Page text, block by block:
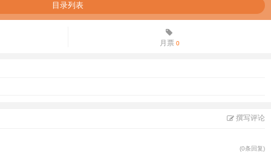
目录列表
月票0
撰写评论
(0条回复)